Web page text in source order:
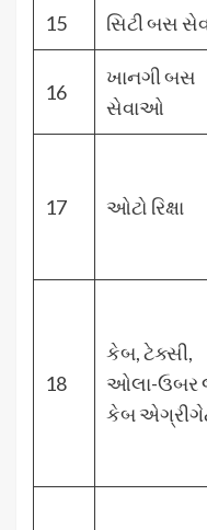
15 સિટી બસ
16
ખાનગી બસ
સેવાઓ
17 ઓટો રિક્ષા
18
કેબ, ટેક્સી,
ઓલા-ઉબર
કેબ